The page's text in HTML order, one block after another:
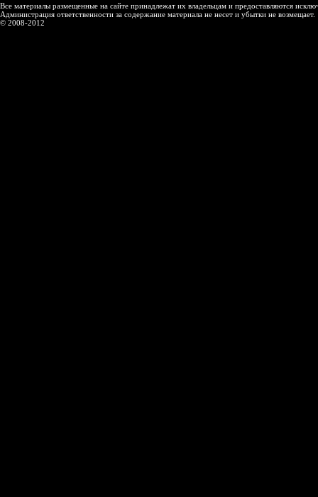
Все материалы размещенные на сайте принадлежат их владельцам и предоставляются
Администрация ответственности за содержание материала не несет и убытки не возмещает.
© 2008-2012